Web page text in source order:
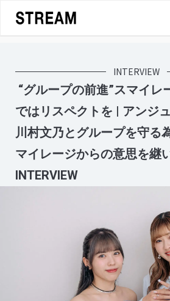
content
INTERVIEW
“グループの前進”スマイレ
ではリスペクトを | アンジ
川村文乃とグループを守る
マイレージからの意思を継
INTERVIEW